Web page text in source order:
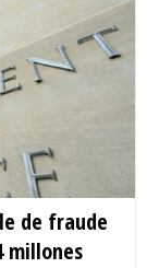
de fraude
millones